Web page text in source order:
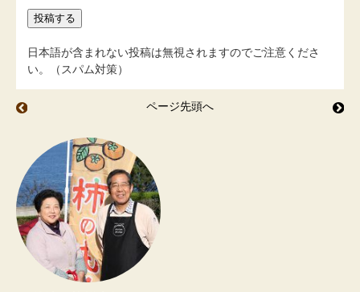
日本語が含まれない投稿は無視されますのでご注意くださ
い。（スパム対策）
ページ先頭へ